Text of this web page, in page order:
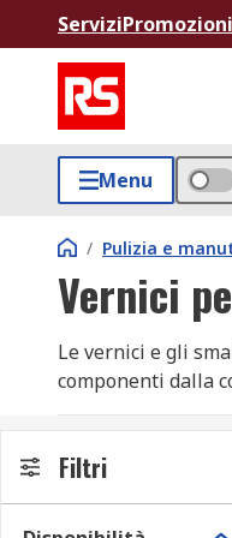
Servizi
Menu
/ Pulizia e
Vernici
Le vernici e gli
componenti dalla
Prodotti chimici,
per garantirne il
Filtri